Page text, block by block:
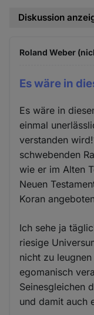
Diskussion
Roland Weber
Es wäre in
Es wäre in
einmal
verstanden
schwebenden
wie er im Alten
Neuen
Koran
Ich sehe ja
riesige
nicht zu
egomanisch
Seinesgleichen
und damit auch